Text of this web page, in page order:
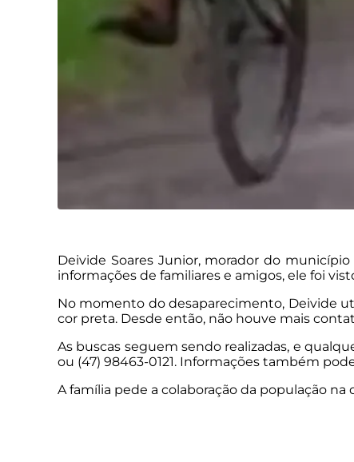
Deivide Soares Junior, morador do
informações de familiares e amigos, ele foi
No momento do desaparecimento, Deivide
cor preta. Desde então, não houve mais
As buscas seguem sendo realizadas, e
ou (47) 98463-0121. Informações também
A família pede a colaboração da população na